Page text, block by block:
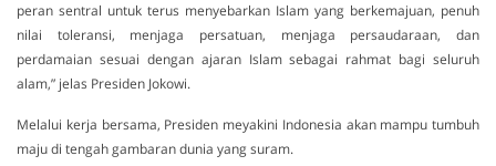
peran sentral untuk terus menyebarkan Islam yang berkemajuan, penuh
nilai toleransi, menjaga persatuan, menjaga persaudaraan, dan
perdamaian sesuai dengan ajaran Islam sebagai rahmat bagi seluruh
alam,” jelas Presiden Jokowi.
Melalui kerja bersama, Presiden meyakini Indonesia akan mampu tumbuh
maju di tengah gambaran dunia yang suram.